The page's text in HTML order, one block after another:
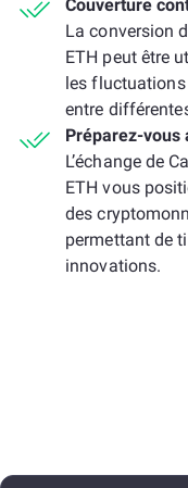
Couverture
La conversion
ETH peut être
les
entre
Préparez-vous
L’échange de
ETH vous
des
permettant de
innovations.